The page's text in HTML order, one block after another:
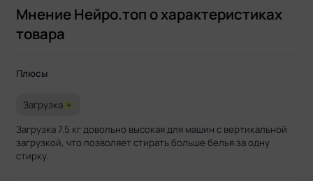
Мнение Нейро.топ о характеристиках
товара
Плюсы
Загрузка +
Загрузка 7.5 кг довольно высокая для машин с вертикальной
загрузкой, что позволяет стирать больше белья за одну
стирку.